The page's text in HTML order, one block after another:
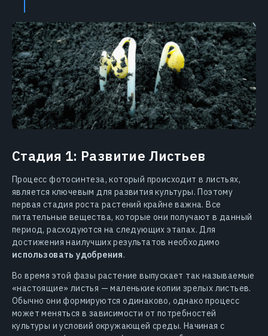
Стадия 1: Развитие Листьев
Процесс фотосинтеза, который происходит в листьях,
является ключевым для развития культуры. Поэтому
первая стадия роста растений крайне важна. Все
питательные вещества, которые они получают в данный
период, расходуются на следующих этапах. Для
достижения наилучших результатов необходимо
использовать удобрения.
Во время этой фазы растение выпускает так называемые
«настоящие» листья — маленькие копии зрелых листьев.
Обычно они формируются одинаково, однако процесс
может меняться в зависимости от потребностей
культуры и условий окружающей среды. Начиная с